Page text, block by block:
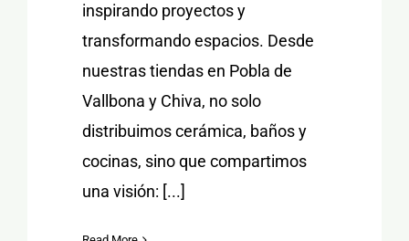
inspirando proyectos y
transformando espacios. Desde
nuestras tiendas en Pobla de
Vallbona y Chiva, no solo
distribuimos cerámica, baños y
cocinas, sino que compartimos
una visión: [...]